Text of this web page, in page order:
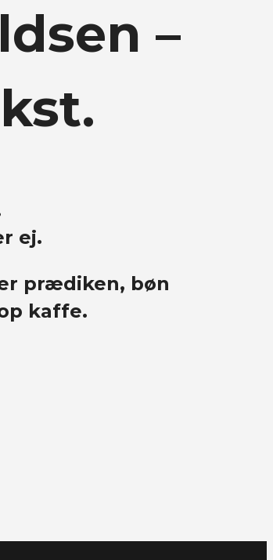
–
ej.
prædiken, bøn
kaffe.